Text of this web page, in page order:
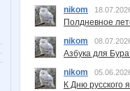
nikom
Полдневное
nikom
Азбука для
nikom
К Дню русского